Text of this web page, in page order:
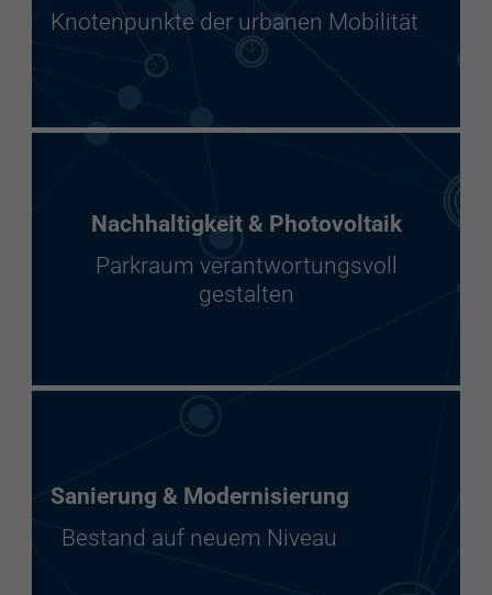
Knotenpunkte der urbanen Mobilität
Nachhaltigkeit & Photovoltaik
Parkraum verantwortungsvoll
gestalten
Sanierung & Modernisierung
Bestand auf neuem Niveau